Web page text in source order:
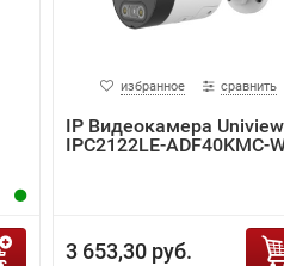
избранное сравнить
IP Видеокамера Uniview
IPC2122LE-ADF40KMC-
3 653,30 руб.